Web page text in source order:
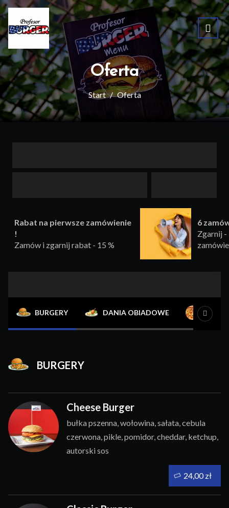
Oferta
Start Oferta
Rabat na pierwsze zamówienie
!
Zamów i zgarnij rabat - 15 %
6
Zgarnij -
Oferta
BURGERY DANIA OBIADOWE PIZZA
BURGERY
Cheese Burger
bułka pszenna, wołowina, sałata, cebula
czerwona, pikle, pomidor, cheddar, ketchup,
autorski sos